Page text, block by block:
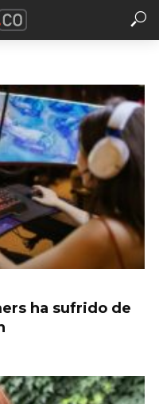
ha sufrido de